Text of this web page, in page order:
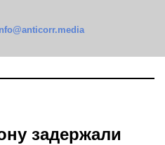
задержали